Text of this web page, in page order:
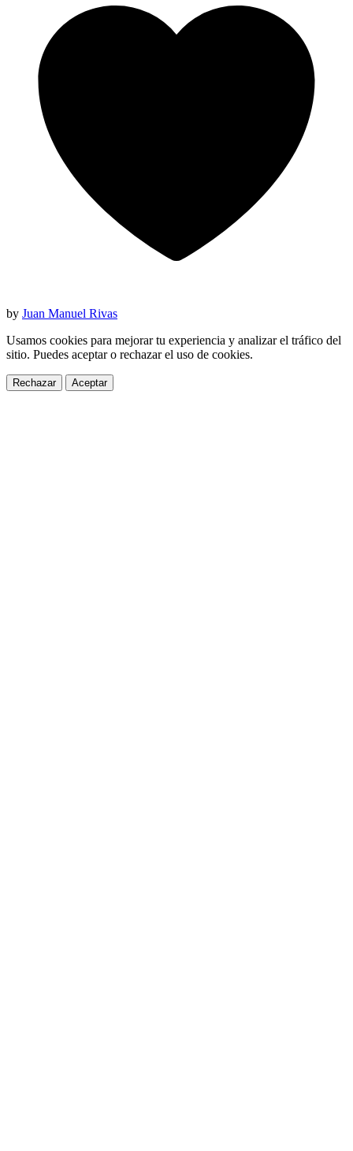
by Juan Manuel Rivas
Usamos cookies para mejorar tu experiencia y analizar el tráfico del
sitio. Puedes aceptar o rechazar el uso de cookies.
Rechazar Aceptar